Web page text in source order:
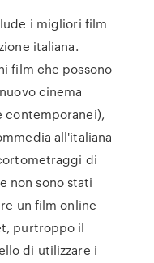
i migliori film
italiana.
film che possono
cinema
contemporanei),
all'italiana
di
non sono stati
un film online
purtroppo il
di utilizzare i